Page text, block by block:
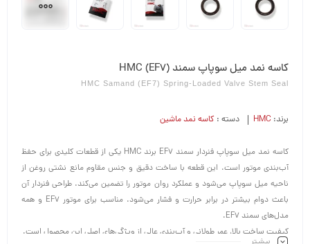
کاسه نمد میل سوپاپ سمند (EF7) HMC
HMC Samand (EF7) Spring-Loaded Valve Stem Seal
برند: HMC دسته : کاسه نمد ماشین
کاسه نمد میل سوپاپ فنردار سمند EF7 برند HMC یکی از قطعات کلیدی برای حفظ
آب‌بندی موتور است. این قطعه با ساخت دقیق و جنس مقاوم مانع نشتی روغن از
ناحیه میل سوپاپ می‌شود و عملکرد روان موتور را تضمین می‌کند. طراحی فنردار آن
باعث دوام بیشتر در برابر حرارت و فشار می‌شود. مناسب برای موتور EF7 و همه
مدل‌های سمند EF7.
کیفیت ساخت بالا، عمر طولانی و آب‌بندی عالی از ویژگی‌های اصلی این محصول است.